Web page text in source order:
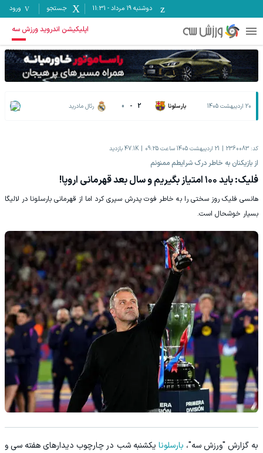
دوشنبه ۱۹ مرداد -
11:31 جستجو ورود
اپلیکیشن اندروید ورزش سه
20 اردیبهشت 1405 بارسلونا 2
-
0 رئال مادرید
کد: 2360083 21 اردیبهشت 1405 ساعت 09:25 47.1K بازدید
از بازیکنان به خاطر درک شرایطم ممنونم
فلیک: باید ۱۰۰ امتیاز بگیریم و سال بعد قهرمانی اروپا!
هانسی فلیک روز سختی را به خاطر فوت پدرش سپری کرد اما از قهرمانی بارسلونا در لالیگا
بسیار خوشحال است.
به گزارش "ورزش سه"، بارسلونا یکشنبه شب در چارچوب دیدارهای هفته سی و